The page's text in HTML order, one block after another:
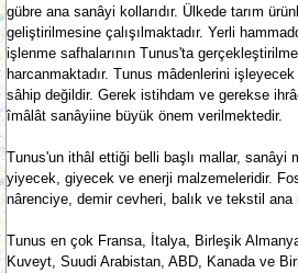
gübre ana sanâyi kollarıdır. Ülkede tarım
geliştirilmesine çalışılmaktadır. Yerli
işlenme safhalarının Tunus'ta
harcanmaktadır. Tunus mâdenlerini
sâhip değildir. Gerek istihdam ve gerekse
îmâlât sanâyiine büyük önem verilmektedir.
Tunus'un ithâl ettiği belli başlı mallar, sanâyi
yiyecek, giyecek ve enerji malzemeleridir.
nârenciye, demir cevheri, balık ve tekstil ana
Tunus en çok Fransa, İtalya, Birleşik
Kuveyt, Suudi Arabistan, ABD, Kanada ve